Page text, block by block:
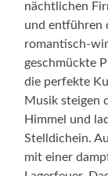
Lagerfeuer.
ist kostenlos.
Quelle Text:
Park –